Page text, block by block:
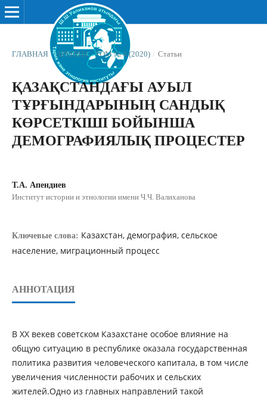
ГЛАВНАЯ / АРХИВЫ / ТОМ № 4 (2020) / Статьи
ҚАЗАҚСТАНДАҒЫ АУЫЛ
ТҰРҒЫНДАРЫНЫҢ САНДЫҚ
КӨРСЕТКІШІ БОЙЫНША
ДЕМОГРАФИЯЛЫҚ ПРОЦЕСТЕР
Т.А. Апендиев
Институт истории и этнологии имени Ч.Ч. Валиханова
Ключевые слова: Казахстан, демография, сельское
население, миграционный процесс
АННОТАЦИЯ
В ХХ векев советском Казахстане особое влияние на
общую ситуацию в республике оказала государственная
политика развития человеческого капитала, в том числе
увеличения численности рабочих и сельских
жителей.Одно из главных направлений такой